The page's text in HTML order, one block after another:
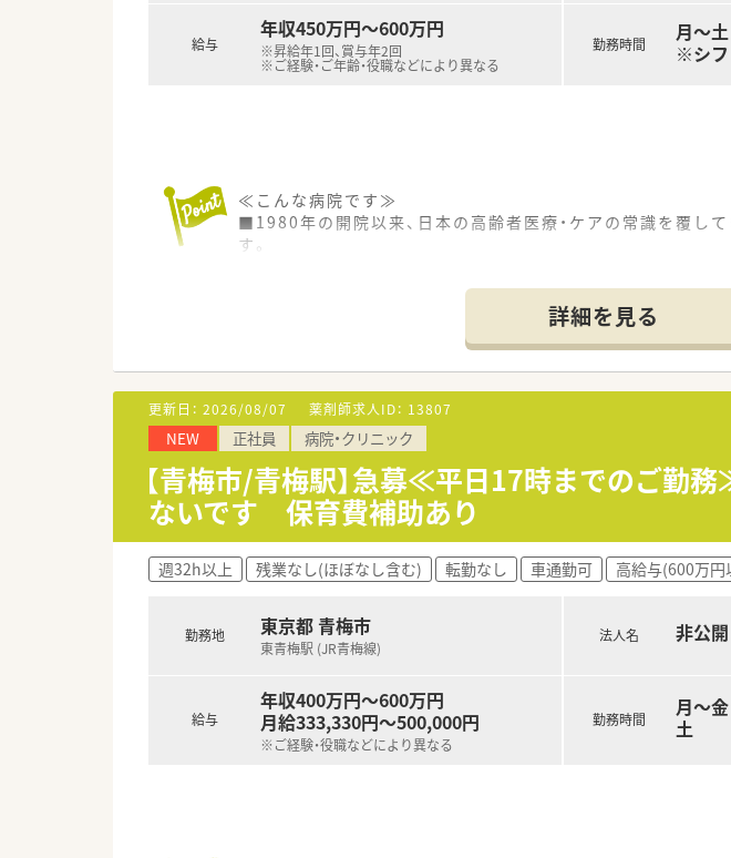
給与
年収450万円～600万円
※昇給年1回、賞与年2回
※ご経験・ご年齢・役職などにより異なる
勤務時間
月～
※シフ
≪こんな病院です≫
■1980年の開院以来、日本の高齢者医療・ケアの常識を覆し
す。
■残業はほとんどないため、プライベートと両立しやすい環
■病院での勤務経験がない方でもご相談可能！
■医師・看護師・介護スタッフ・リハビリ職との距離が近く、
■マイカー通勤・送迎バス利用可♪
詳細を見る
更新日： 2026/08/07 薬剤師求人ID： 13807
NEW 正社員 病院・クリニック
【青梅市/青梅駅】急募≪平日17時までのご勤
ないです 保育費補助あり
週32h以上 残業なし(ほぼなし含む) 転勤なし 車通勤可 高給与(600万円
勤務地 東京都 青梅市
東青梅駅 (JR青梅線)
給与
年収400万円～600万円
月給333,330円～500,000円
※ご経験・役職などにより異なる
法人名 非公開
勤務時間
月～
土